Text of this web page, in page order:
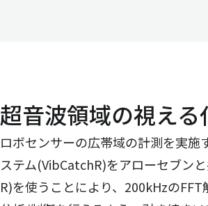
超音波領域の視える
ロボセンサーの広帯域の計測を実
ステム(VibCatchR)をアローセブン
R)を使うことにより、200kHzのFFT